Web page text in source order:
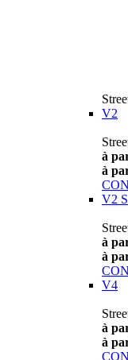
V2
à
à
V2 S
à
à
V4
à
à